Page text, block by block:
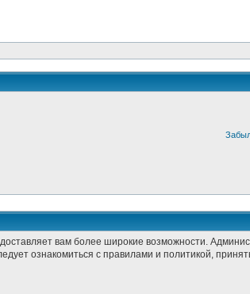
вам более широкие возможности.
ознакомиться с правилами и политикой,